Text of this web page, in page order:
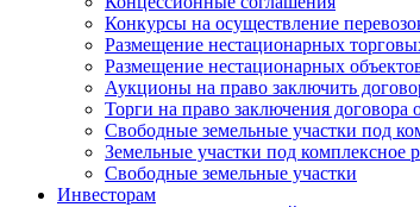
Конкурсы на осуществление
Размещение нестационарных
Размещение нестационарных
Аукционы на право заключить
Торги на право заключения договора
Свободные земельные участки под
Земельные участки под комплексное
Свободные земельные участки
Инвесторам